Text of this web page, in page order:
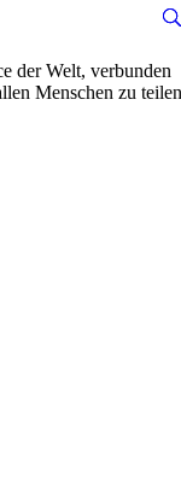
der Welt, verbunden
Menschen zu